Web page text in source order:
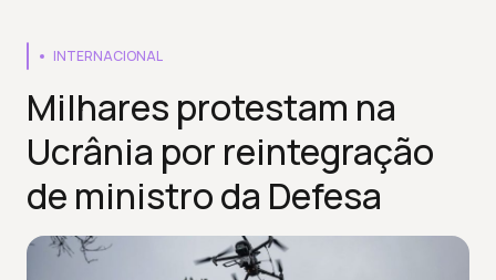
INTERNACIONAL
Milhares protestam na
Ucrânia por reintegração
de ministro da Defesa